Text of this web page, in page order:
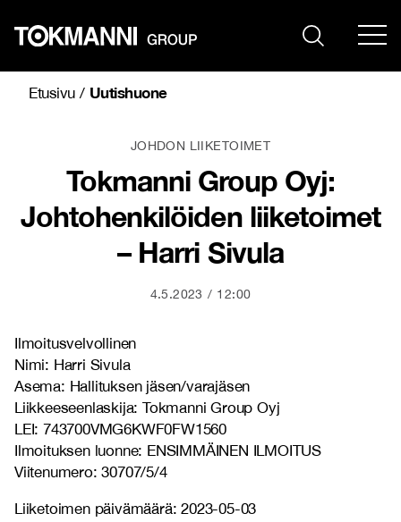
sisältöön
Etusivu/ Uutishuone
JOHDON LIIKETOIMET
Tokmanni Group Oyj:
Johtohenkilöiden liiketoimet
– Harri Sivula
4.5.2023 12:00
Ilmoitusvelvollinen
Nimi: Harri Sivula
Asema: Hallituksen jäsen/varajäsen
Liikkeeseenlaskija: Tokmanni Group Oyj
LEI: 743700VMG6KWF0FW1560
Ilmoituksen luonne: ENSIMMÄINEN ILMOITUS
Viitenumero: 30707/5/4
Liiketoimen päivämäärä: 2023-05-03